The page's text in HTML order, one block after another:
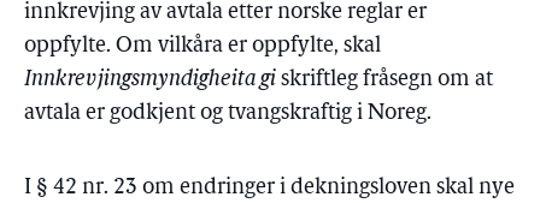
innkrevjing av avtala etter norske reglar er
oppfylte. Om vilkåra er oppfylte, skal
Innkrevjingsmyndigheita gi skriftleg fråsegn om at
avtala er godkjent og tvangskraftig i Noreg.
I § 42 nr. 23 om endringer i dekningsloven skal nye